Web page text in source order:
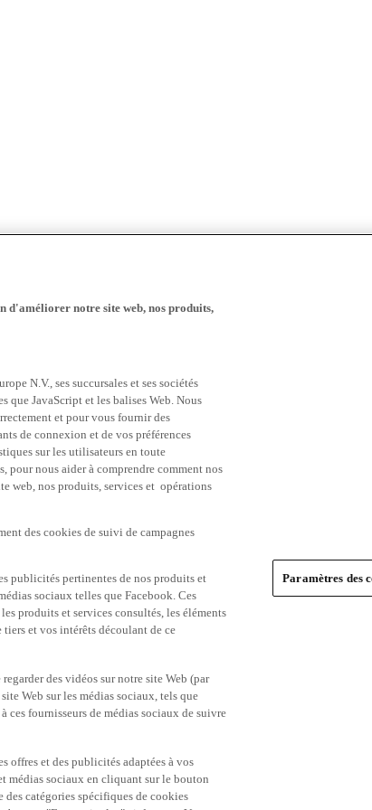
d'améliorer notre site web, nos produits,
N.V., ses succursales et ses sociétés
JavaScript et les balises Web. Nous
et pour vous fournir des
de connexion et de vos préférences
sur les utilisateurs en toute
nous aider à comprendre comment nos
web, nos produits, services et opérations
des cookies de suivi de campagnes
publicités pertinentes de nos produits et
sociaux telles que Facebook. Ces
produits et services consultés, les éléments
tiers et vos intérêts découlant de ce
des vidéos sur notre site Web (par
Web sur les médias sociaux, tels que
ces fournisseurs de médias sociaux de suivre
offres et des publicités adaptées à vos
médias sociaux en cliquant sur le bouton
des catégories spécifiques de cookies
Paramètres des